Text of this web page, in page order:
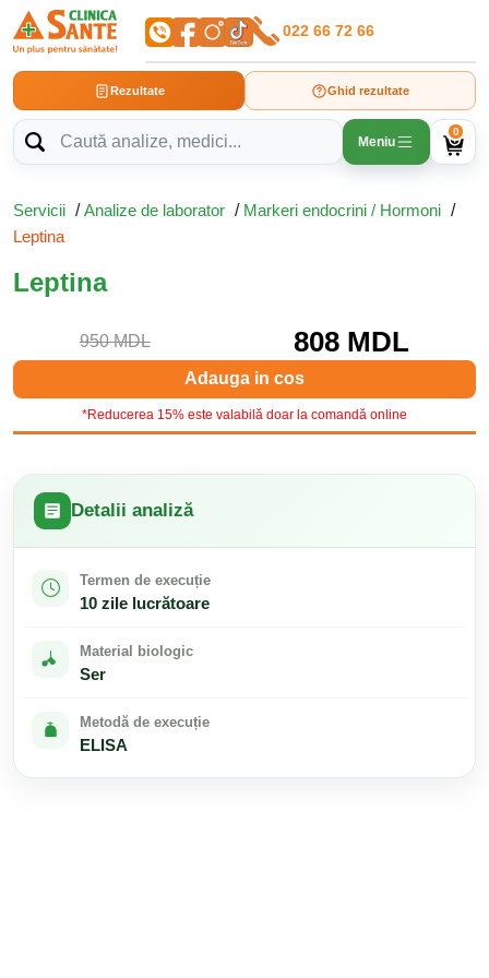
022 66 72 66
Rezultate Ghid rezultate
Meniu
0
Servicii /Analize de laborator / Markeri endocrini / Hormoni /
Leptina
Leptina
950 MDL 808 MDL
Adauga in cos
*Reducerea 15% este valabilă doar la comandă online
Detalii analiză
Termen de execuție
10 zile lucrătoare
Material biologic
Ser
Metodă de execuție
ELISA